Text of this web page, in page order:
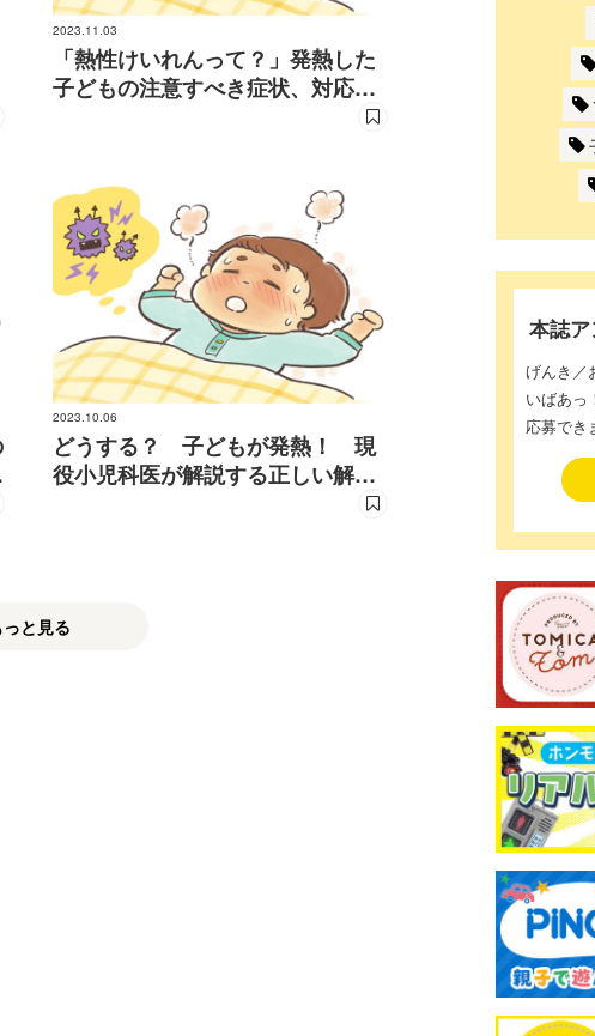
2023.11.03
「熱性けいれんって？」発熱した
子どもの注意すべき症状、対応を
2023.10.06
どうする？ 子どもが発熱！ 現
役小児科医が解説する正しい解熱
と見る
本誌
げんき／
いばあっ
応募でき